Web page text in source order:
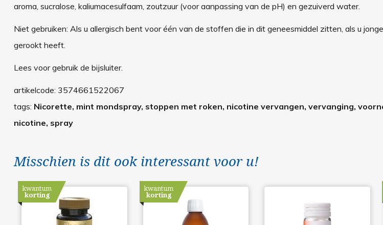
aroma, sucralose, kaliumacesulfaam, zoutzuur (voor aanpassing van de pH) en gezuiverd water.
Niet gebruiken: Als u allergisch bent voor één van de stoffen die in dit geneesmiddel zitten, als u
gerookt heeft.
Lees voor gebruik de bijsluiter.
artikelcode: 3574661522067
tags: Nicorette, mint mondspray, stoppen met roken, nicotine vervangen, vervanging,
nicotine, spray
Misschien is dit ook interessant voor u!
kwantum
korting
kwantum
korting